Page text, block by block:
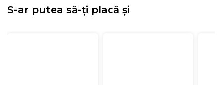
S-ar putea să-ți placă și